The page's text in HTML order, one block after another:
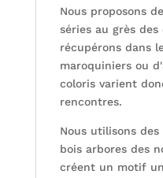
Nous proposons
séries au grès
récupérons dans
maroquiniers ou
coloris varient
rencontres.
Nous utilisons
bois arbores des
créent un motif